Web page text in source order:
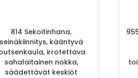
814 Sekoitinhana,
seinäkiinnitys, kääntyvä
irrotettava
sahalaitainen nokka,
säädettävät keskiöt